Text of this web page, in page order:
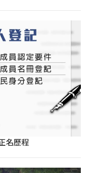
名歷程